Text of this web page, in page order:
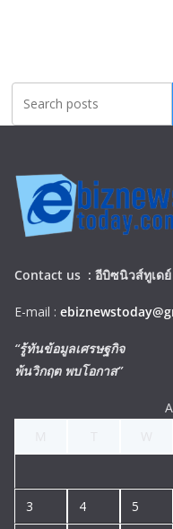
Contact us : อีบิซนิวส์ทูเดย์
E-mail :
“รู้ทันข้อมูลเศรษฐกิจ
พ้นวิกฤต พบโอกาส”
3 4 5